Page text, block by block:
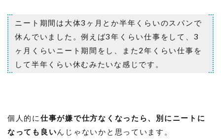
ニート期間は大体3ヶ月とか半年くらいのスパンで
休んでいました。例えば3年くらい仕事をして、3
ヶ月くらいニート期間をし、また2年くらい仕事を
して半年くらい休むみたいな感じです。
個人的に 仕事が嫌で仕方なくなったら、別にニートに
なっても良いんじゃないかと思っています。